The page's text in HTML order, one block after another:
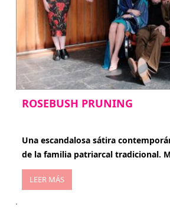
ROSEBUSH PRUNING
Una escandalosa sátira
de la familia patriarcal tradicional.
LEER MÁS